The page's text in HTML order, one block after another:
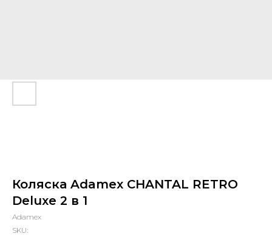
Коляска Adamex CHANTAL RETRO
Deluxe 2 в 1
Adamex
SKU: